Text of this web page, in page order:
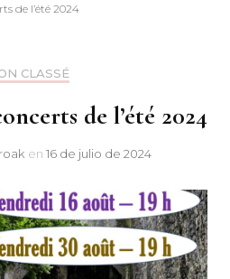
de l’été 2024
CLASSÉ
de l’été 2024
en 16 de julio de 2024